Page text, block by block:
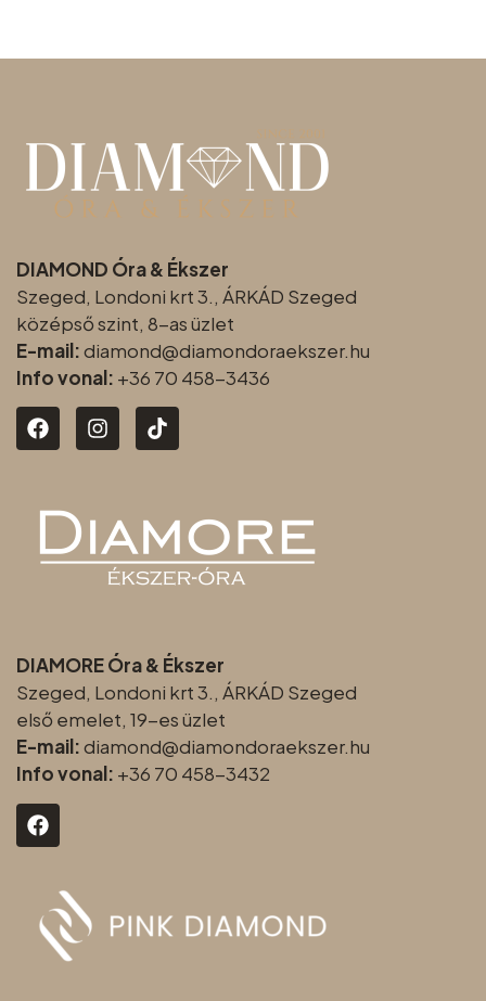
DIAMOND Óra & Ékszer
Szeged, Londoni krt 3., ÁRKÁD Szeged
középső szint, 8-as üzlet
E-mail:diamond@diamondoraekszer.hu
Info vonal: +36 70 458-3436
DIAMORE Óra & Ékszer
Szeged, Londoni krt 3., ÁRKÁD Szeged
első emelet, 19-es üzlet
E-mail:diamond@diamondoraekszer.hu
Info vonal: +36 70 458-3432